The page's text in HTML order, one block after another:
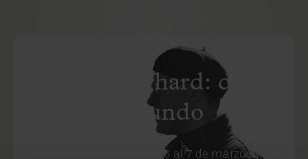
Robert Gerhard: del
Palau al Mundo
Del 29 de octubre de 2026 al 7 de marzo de